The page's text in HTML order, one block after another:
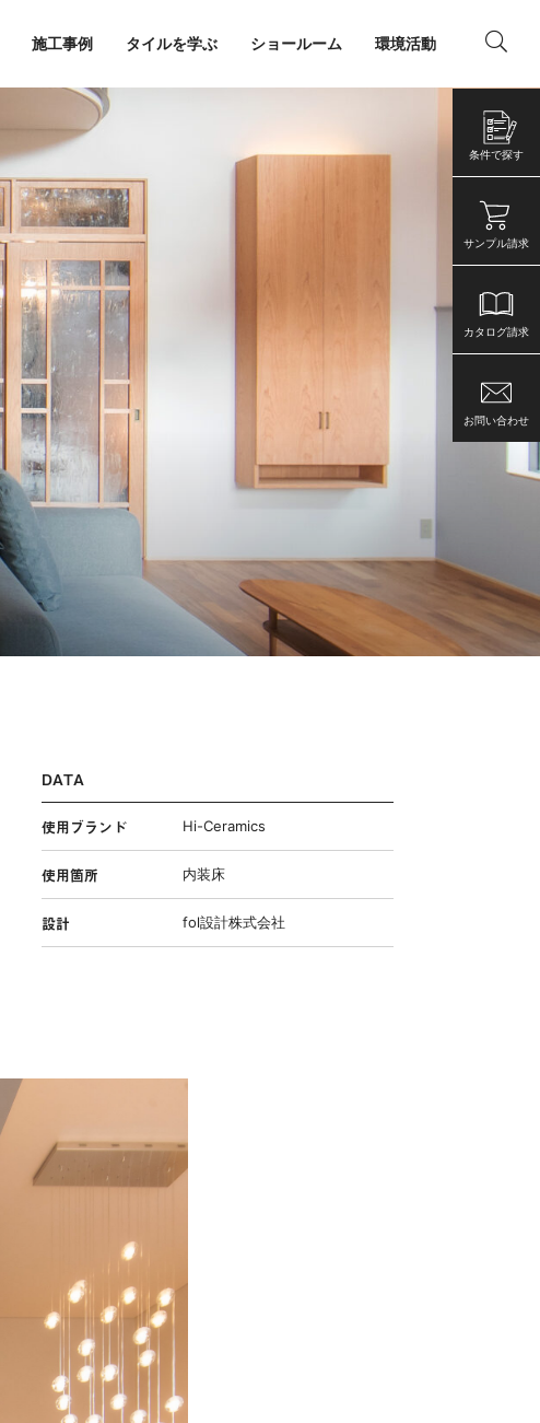
施工事例
店舗・事務所
タイルを学ぶ ショールーム 環境活動
条件で探す
サンプル請求
カタログ請求
お問い合わせ
DATA
使用ブランド Hi-Ceramics
使用箇所 内装床
設計 fol設計株式会社